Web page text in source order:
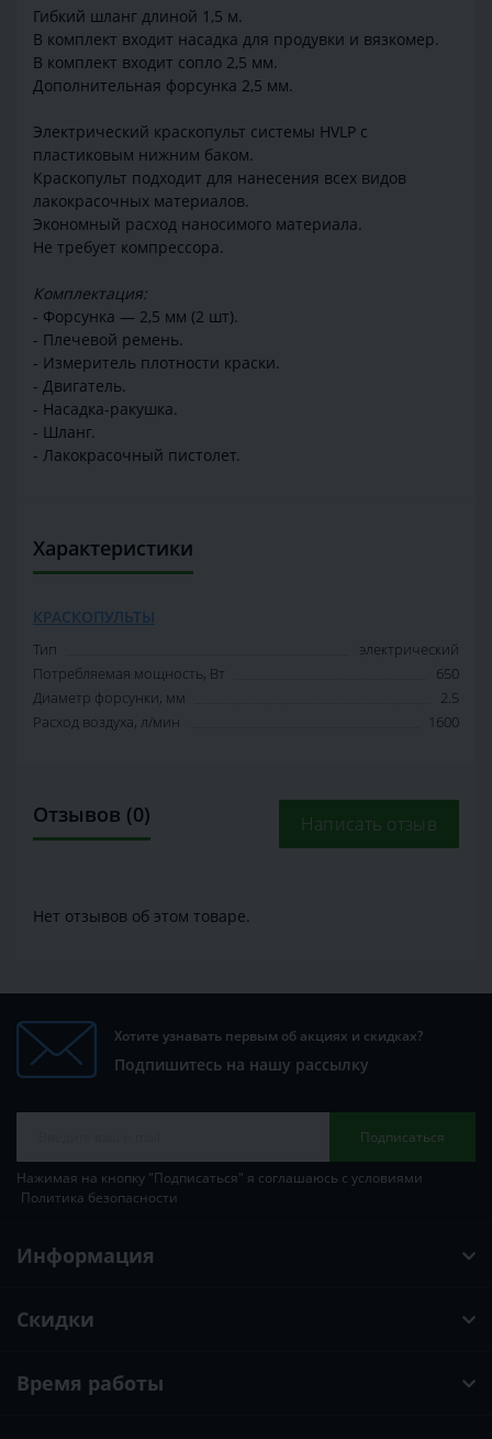
Гибкий шланг длиной 1,5 м.
В комплект входит насадка для продувки и вязкомер.
В комплект входит сопло 2,5 мм.
Дополнительная форсунка 2,5 мм.
Электрический краскопульт системы HVLP с
пластиковым нижним баком.
Краскопульт подходит для нанесения всех видов
лакокрасочных материалов.
Экономный расход наносимого материала.
Не требует компрессора.
Комплектация:
- Форсунка — 2,5 мм (2 шт).
- Плечевой ремень.
- Измеритель плотности краски.
- Двигатель.
- Насадка-ракушка.
- Шланг.
- Лакокрасочный пистолет.
Характеристики
КРАСКОПУЛЬТЫ
Тип
электрический
Потребляемая мощность, Вт
650
Диаметр форсунки, мм
2.5
Расход воздуха, л/мин
1600
Отзывов (0) Написать отзыв
Нет отзывов об этом товаре.
Хотите узнавать первым об акциях и скидках?
Подпишитесь на нашу рассылку
Подписаться
Нажимая на кнопку "Подписаться" я соглашаюсь с условиями
Политика безопасности
Информация
Скидки
Время работы